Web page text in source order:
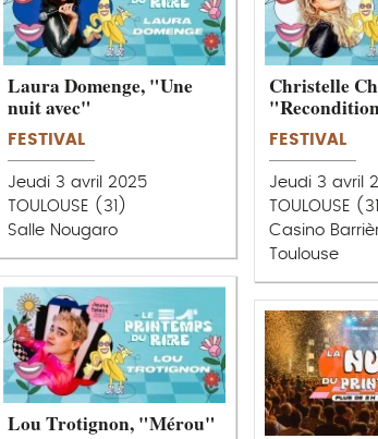
Laura Domenge, "Une
nuit avec"
FESTIVAL
Jeudi 3 avril 2025
TOULOUSE (31)
Salle Nougaro
Christelle
FESTIVAL
Jeudi 3 avril
TOULOUSE
Casino
Toulouse
Lou Trotignon, "Mérou"